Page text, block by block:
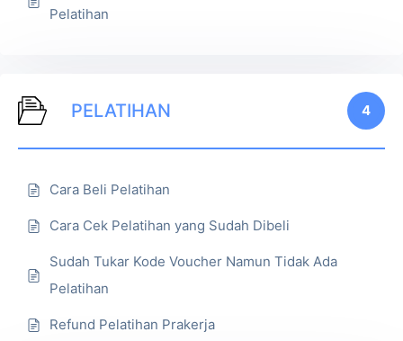
Pelatihan
PELATIHAN 4
Cara Beli Pelatihan
Cara Cek Pelatihan yang Sudah Dibeli
Sudah Tukar Kode Voucher Namun Tidak Ada
Pelatihan
Refund Pelatihan Prakerja